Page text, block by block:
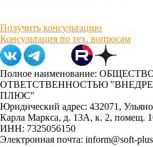
Получить консультацию
Консультация по тех. вопросам
Полное наименование:
ОТВЕТСТВЕННОСТЬЮ
ПЛЮС"
Юридический адрес: 432071,
Карла Маркса, д. 13А, к. 2, помещ.
ИНН: 7325056150
Электронная почта: inform@soft-